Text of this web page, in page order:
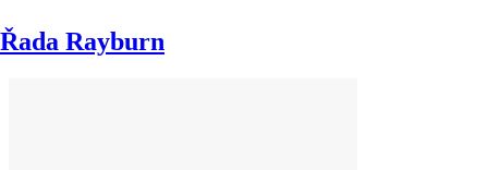
Řada Rayburn